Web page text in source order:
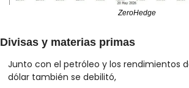
ZeroHedge
Divisas y materias primas
Junto con el petróleo y los rendimientos
dólar también se debilitó,